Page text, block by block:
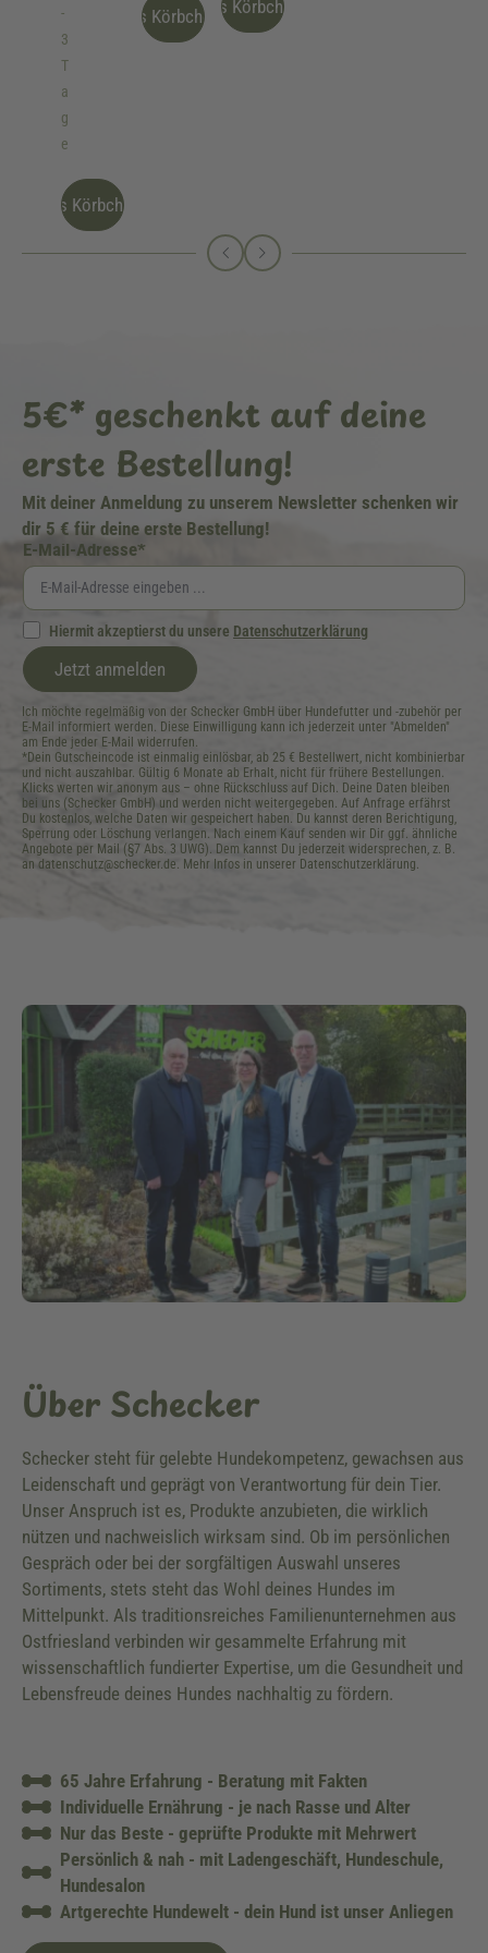
-
3
T
a
g
e
Ins Körbchen
Ins Körbchen Ins Körbchen
5€* geschenkt auf deine
erste Bestellung!
Mit deiner Anmeldung zu unserem Newsletter schenken wir
dir 5 € für deine erste Bestellung!
E-Mail-Adresse*
Hiermit akzeptierst du unsere Datenschutzerklärung
Jetzt anmelden
Ich möchte regelmäßig von der Schecker GmbH über Hundefutter und -zubehör per
E-Mail informiert werden. Diese Einwilligung kann ich jederzeit unter "Abmelden"
am Ende jeder E-Mail widerrufen.
*Dein Gutscheincode ist einmalig einlösbar, ab 25 € Bestellwert, nicht kombinierbar
und nicht auszahlbar. Gültig 6 Monate ab Erhalt, nicht für frühere Bestellungen.
Klicks werten wir anonym aus – ohne Rückschluss auf Dich. Deine Daten bleiben
bei uns (Schecker GmbH) und werden nicht weitergegeben. Auf Anfrage erfährst
Du kostenlos, welche Daten wir gespeichert haben. Du kannst deren Berichtigung,
Sperrung oder Löschung verlangen. Nach einem Kauf senden wir Dir ggf. ähnliche
Angebote per Mail (§7 Abs. 3 UWG). Dem kannst Du jederzeit widersprechen, z. B.
an datenschutz@schecker.de. Mehr Infos in unserer Datenschutzerklärung.
Über Schecker
Schecker steht für gelebte Hundekompetenz, gewachsen aus
Leidenschaft und geprägt von Verantwortung für dein Tier.
Unser Anspruch ist es, Produkte anzubieten, die wirklich
nützen und nachweislich wirksam sind. Ob im persönlichen
Gespräch oder bei der sorgfältigen Auswahl unseres
Sortiments, stets steht das Wohl deines Hundes im
Mittelpunkt. Als traditionsreiches Familienunternehmen aus
Ostfriesland verbinden wir gesammelte Erfahrung mit
wissenschaftlich fundierter Expertise, um die Gesundheit und
Lebensfreude deines Hundes nachhaltig zu fördern.
65 Jahre Erfahrung - Beratung mit Fakten
Individuelle Ernährung - je nach Rasse und Alter
Nur das Beste - geprüfte Produkte mit Mehrwert
Persönlich & nah - mit Ladengeschäft, Hundeschule,
Hundesalon
Artgerechte Hundewelt - dein Hund ist unser Anliegen